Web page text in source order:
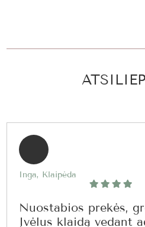
Inga, Klaipėda
Nuostabios prekės,
Įvėlus klaidą vedant